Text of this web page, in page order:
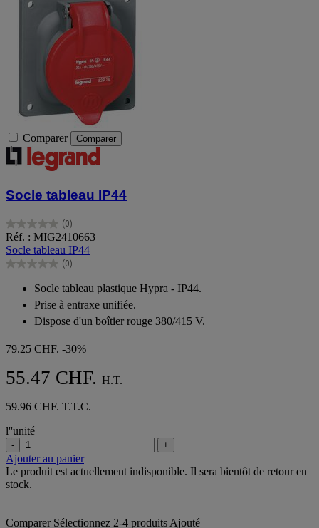
Comparer Comparer
Socle tableau IP44
(0)
0.0
sur
5
étoiles.
Réf. : MIG2410663
Socle tableau IP44
(0)
0.0
étoiles.
Socle tableau plastique Hypra - IP44.
Prise à entraxe unifiée.
Dispose d'un boîtier rouge 380/415 V.
79.25 CHF. -30%
55.47 CHF. H.T.
59.96 CHF. T.T.C.
l''unité
- +
Ajouter au panier
Le produit est actuellement indisponible. Il sera bientôt de retour en
stock.
Comparer Sélectionnez 2-4 produits Ajouté